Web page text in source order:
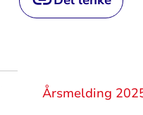
Årsmelding